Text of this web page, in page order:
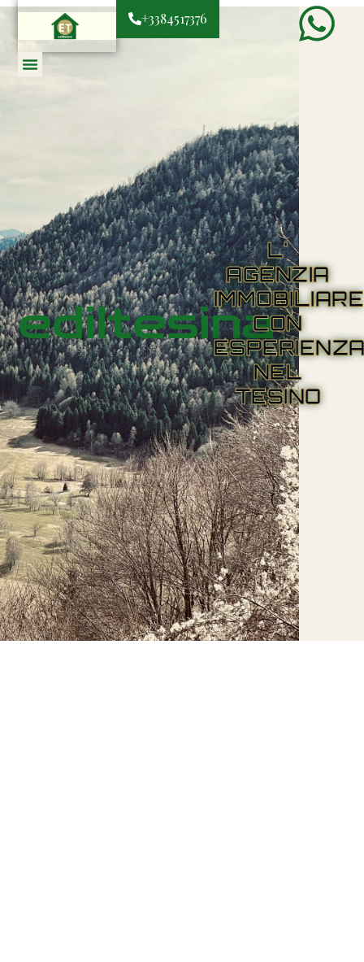
+3384517376
ediltesina
L'
AGENZIA
IMMOBILIARE
CON
NEL
TESINO